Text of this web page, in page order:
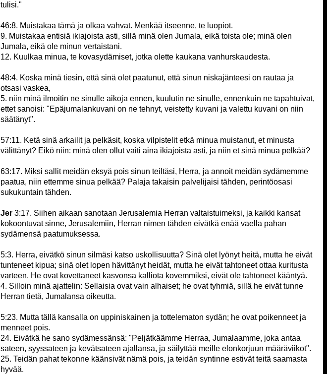
tulisi."
46:8. Muistakaa tämä ja olkaa vahvat. Menkää itseenne, te luopiot.
9. Muistakaa entisiä ikiajoista asti, sillä minä olen Jumala, eikä toista ole; minä olen
Jumala, eikä ole minun vertaistani.
12. Kuulkaa minua, te kovasydämiset, jotka olette kaukana vanhurskaudesta.
48:4. Koska minä tiesin, että sinä olet paatunut, että sinun niskajänteesi on rautaa ja
otsasi vaskea,
5. niin minä ilmoitin ne sinulle aikoja ennen, kuulutin ne sinulle, ennenkuin ne tapahtuivat,
ettet sanoisi: "Epäjumalankuvani on ne tehnyt, veistetty kuvani ja valettu kuvani on niin
säätänyt".
57:11. Ketä sinä arkailit ja pelkäsit, koska vilpistelit etkä minua muistanut, et minusta
välittänyt? Eikö niin: minä olen ollut vaiti aina ikiajoista asti, ja niin et sinä minua pelkää?
63:17. Miksi sallit meidän eksyä pois sinun teiltäsi, Herra, ja annoit meidän sydämemme
paatua, niin ettemme sinua pelkää? Palaja takaisin palvelijaisi tähden, perintöosasi
sukukuntain tähden.
Jer 3:17. Siihen aikaan sanotaan Jerusalemia Herran valtaistuimeksi, ja kaikki kansat
kokoontuvat sinne, Jerusalemiin, Herran nimen tähden eivätkä enää vaella pahan
sydämensä paatumuksessa.
5:3. Herra, eivätkö sinun silmäsi katso uskollisuutta? Sinä olet lyönyt heitä, mutta he eivät
tunteneet kipua; sinä olet lopen hävittänyt heidät, mutta he eivät tahtoneet ottaa kuritusta
varteen. He ovat kovettaneet kasvonsa kalliota kovemmiksi, eivät ole tahtoneet kääntyä.
4. Silloin minä ajattelin: Sellaisia ovat vain alhaiset; he ovat tyhmiä, sillä he eivät tunne
Herran tietä, Jumalansa oikeutta.
5:23. Mutta tällä kansalla on uppiniskainen ja tottelematon sydän; he ovat poikenneet ja
menneet pois.
24. Eivätkä he sano sydämessänsä: "Peljätkäämme Herraa, Jumalaamme, joka antaa
sateen, syyssateen ja kevätsateen ajallansa, ja säilyttää meille elonkorjuun määräviikot".
25. Teidän pahat tekonne käänsivät nämä pois, ja teidän syntinne estivät teitä saamasta
hyvää.